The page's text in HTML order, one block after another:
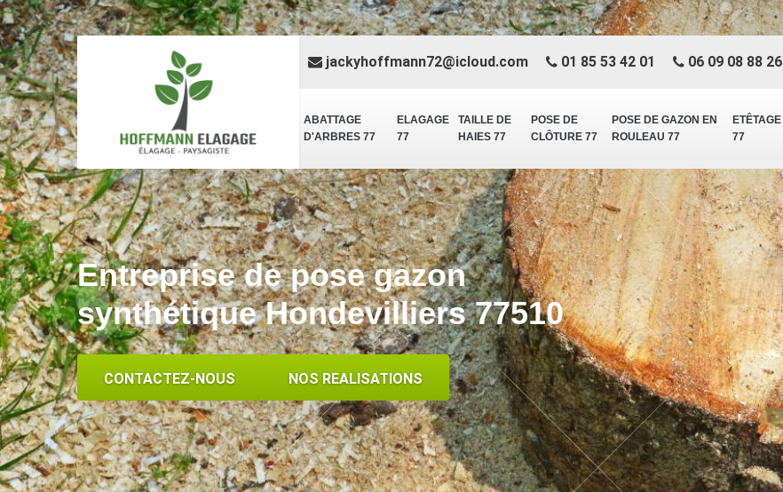
ABATTAGE
D'ARBRES 77
ELAGAGE
77
TAILLE DE
HAIES 77
POSE DE
CLÔTURE 77
POSE DE GAZON EN
ROULEAU 77
ETÊTAGE
77
jackyhoffmann72@icloud.com 01 85 53 42 01 06 09 08 88 26
Entreprise de pose gazon
synthétique Hondevilliers 77510
CONTACTEZ-NOUS NOS REALISATIONS